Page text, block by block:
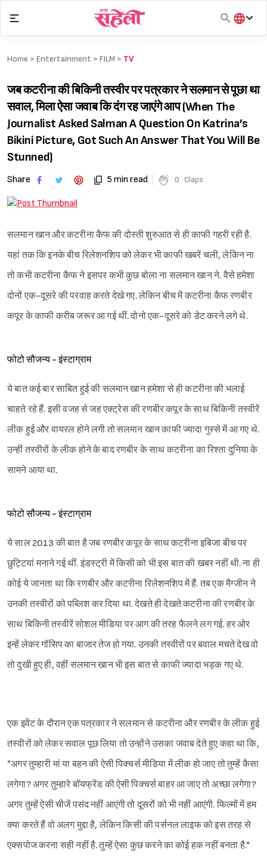
content
हिंदी
Home > Entertainment > FILM > TV
जब कटरीना की बिकिनी तस्वीर पर पत्रकार ने सलमान से पूछा था
सवाल, मिला ऐसा जवाब कि दंग रह जाएंगे आप (When The
Journalist Asked Salman A Question On Katrina’s
Bikini Picture, Got Such An Answer That You Will Be
Stunned)
Share 5 min read 0 Claps
सलमान खान और कटरीना कैफ की दोस्ती शुरुआत से ही काफी गहरी रही है.
यहां तक कि इनके बीच रिलेशनशिप को लेकर भी काफी खबरें चली, लेकिन ना
तो कभी कटरीना कैफ ने इसपर कभी कुछ बोला ना सलमान खान ने. वैसे हमेशा
दोनों एक-दूसरे की परवाह करते देखे गए. लेकिन बीच में कटरीना कैफ रणबीर
कपूर के काफी करीब जरूर आ गई थीं. दोनो एक-दूसरे को डेट करने लगे थे.
फोटो सौजन्य - इंस्टाग्राम
ये बात कई बार साबित हुई की सलमान खान हमेशा से ही कटरीना की भलाई
चाहते रहे हैं. इसी वजह से जह एक्ट्रेस की रणबीर कपूर के साथ बिकिनी तस्वीरें
लीक हुई और वायरल होने लगी तो सलमान खान काफी ज्यादा गुस्से में आ गए थे.
उन्हीं तस्वीरों के लीक होने के बाद रणबीर के साथ कटरीना का रिश्ता दुनिया के
सामने आया था.
फोटो सौजन्य - इंस्टाग्राम
ये साल 2013 की बात है जब रणबीर कपूर के साथ कटरीना इबिजा बीच पर
छुट्टियां मनाने गई थीं. इंडस्ट्री में किसी को भी इस बात की खबर नहीं थी. ना ही
कोई ये जानता था कि रणबीर और कटरीना रिलेशनशिप में हैं. तब एक मैग्जीन ने
उनकी तस्वीरों को पब्लिश कर दिया था. देखते ही देखते कटरीना की रणबीर के
साथ बिकिनी तस्वीरें सोशल मीडिया पर आग की तरह फैलने लग गई. हर ओर
इन्हें लेकर गॉसिप का बाजार तेज हो गया. उनकी तस्वीरों पर बवाल मचते देख वो
तो दुखी हुए ही, वहीं सलमान खान भी इस बात से काफी ज्यादा भड़क गए थे.
एक इवेंट के दौरान एक पत्रकार ने सलमान से कटरीना और रणबीर के लीक हुई
तस्वीरों को लेकर सवाल पूछ लिया तो उन्होंने उसका जवाब देते हुए कहा था कि,
"अगर तुम्हारी मां या बहन की ऐसी पिक्चर्स मीडिया में लीक हो जाए तो तुम्हें कैसा
लगेगा? अगर तुम्हारे बॉयफ्रेंड की ऐसी पिक्चर्स बाहर आ जाए तो अच्छा लगेगा?
अगर तुम्हें ऐसी चीजें पसंद नहीं आएंगी तो दूसरों को भी नहीं आएंगी. फिल्मों में हम
क्या करते हैं वो अलग मुद्दा है, लेकिन किसी की पर्सनल लाइफ को इस तरह से
एक्सपोज करना सही नहीं है. तुम्हें ऐसा कुछ करने का कोई हक नहीं बनता है."